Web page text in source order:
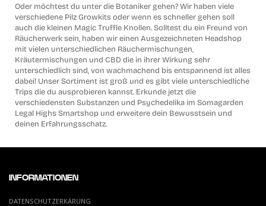
Oder möchtest du unter die Botaniker gehen? Wir haben viele
verschiedene Pilz Growkits oder wenn es schneller gehen soll
auch die kleinen Magic Truffle Knollen. Solltest du ein Freund von
Räucherwerk sein, haben wir einen Ausgezeichneten Headshop
mit vielen unterschiedlichen Räuchermischungen,
Kräutermischungen und CBD die in ihrer Wirkung sehr
unterschiedlich sind, von wachmachend bis entspannend ist alles
dabei! Unser Sortiment ist groß und es gibt viele unterschiedliche
Trips die du ausprobieren kannst. Erkunde jetzt die
verschiedensten Substanzen und Psychedelika im Somagarden
Legal Highs Smartshop und erweitere dein Bewusstsein und
deinen Erfahrungsschatz.
INFORMATIONEN
DATENSCHUTZERKÄRUNG